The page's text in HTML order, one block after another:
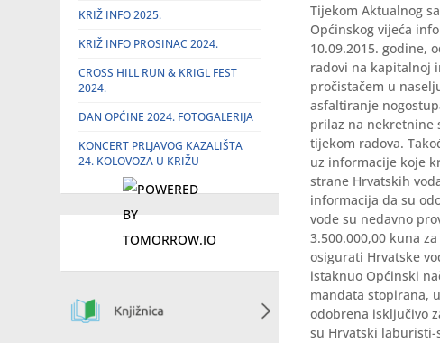
KRIŽ INFO 2025.
KRIŽ INFO PROSINAC 2024.
CROSS HILL RUN & KRIGL FEST
2024.
DAN OPĆINE 2024. FOTOGALERIJA
KONCERT PRLJAVOG KAZALIŠTA
24. KOLOVOZA U KRIŽU
Tijekom Aktualnog
Općinskog vijeća
10.09.2015. godine,
radovi na kapitalnoj
pročistačem u
asfaltiranje
prilaz na nekretnine
tijekom radova.
uz informacije koje
strane Hrvatskih
informacija da su
vode su nedavno
3.500.000,00 kuna
osigurati Hrvatske
istaknuo Općinski
mandata stopirana,
odobrena isključivo
su Hrvatski